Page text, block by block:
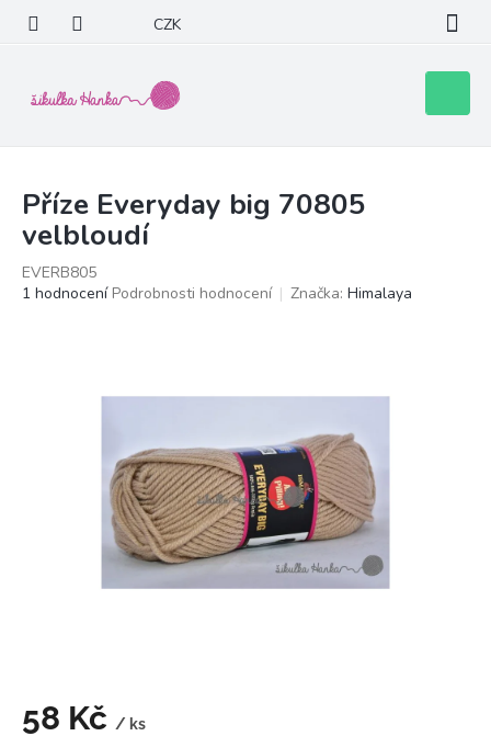
obsah
CZK
košík
Příze Everyday big 70805
velbloudí
EVERB805
Průměrné
1 hodnocení Podrobnosti hodnocení Značka: Himalaya
58 Kč / ks